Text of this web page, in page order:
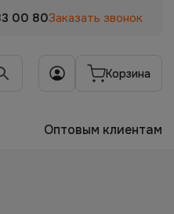
00 80Заказать звонок
Корзина
Оптовым клиентам